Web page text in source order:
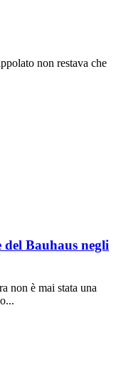
non restava che
del Bauhaus negli
non è mai stata una